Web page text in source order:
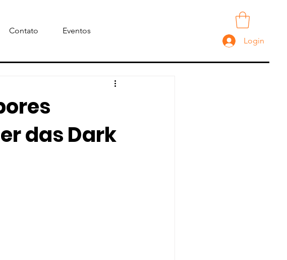
Login
Contato Eventos
das Dark